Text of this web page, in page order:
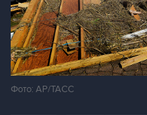
Фото: AP/ТАСС